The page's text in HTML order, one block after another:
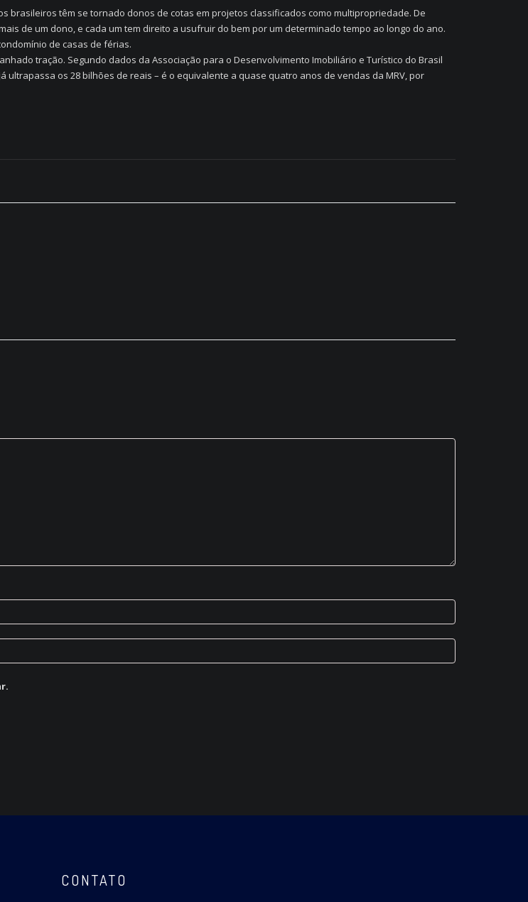
brasileiros têm se tornado donos de cotas em projetos classificados como multipropriedade. De
de um dono, e cada um tem direito a usufruir do bem por um determinado tempo ao longo do ano.
de casas de férias.
tração. Segundo dados da Associação para o Desenvolvimento Imobiliário e Turístico do Brasil
ultrapassa os 28 bilhões de reais – é o equivalente a quase quatro anos de vendas da MRV, por
CONTATO